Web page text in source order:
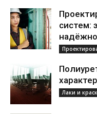
систем:
Лаки и